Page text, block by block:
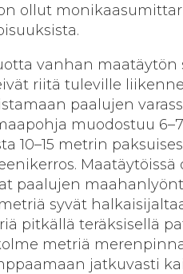
ollut
vanhan
riitä tuleville
paalujen
muodostuu
10–15 metrin
paalujen
syvät
pitkällä teräksisellä
metriä
jatkuvasti